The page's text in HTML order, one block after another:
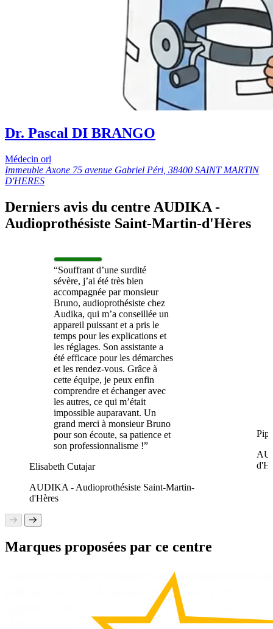
Dr. Pascal DI BRANGO
Médecin orl
Immeuble Axone 75 avenue Gabriel Péri, 38400 SAINT MARTIN
D'HERES
Derniers avis du centre AUDIKA -
Audioprothésiste Saint-Martin-d'Hères
“Souffrant d’une surdité
sévère, j’ai été très bien
accompagnée par monsieur
Bruno, audioprothésiste chez
Audika, qui m’a conseillée un
appareil puissant et a pris le
temps pour les explications et
les réglages. Son assistante a
été efficace pour les démarches
et les rendez-vous. Grâce à
cette équipe, je peux enfin
comprendre et échanger avec
les autres, ce qui m’était
impossible auparavant. Un
grand merci à monsieur Bruno
pour son écoute, sa patience et
son professionnalisme !”
Elisabeth Cutajar
AUDIKA - Audioprothésiste Saint-Martin-
d'Hères
Marques proposées par ce centre